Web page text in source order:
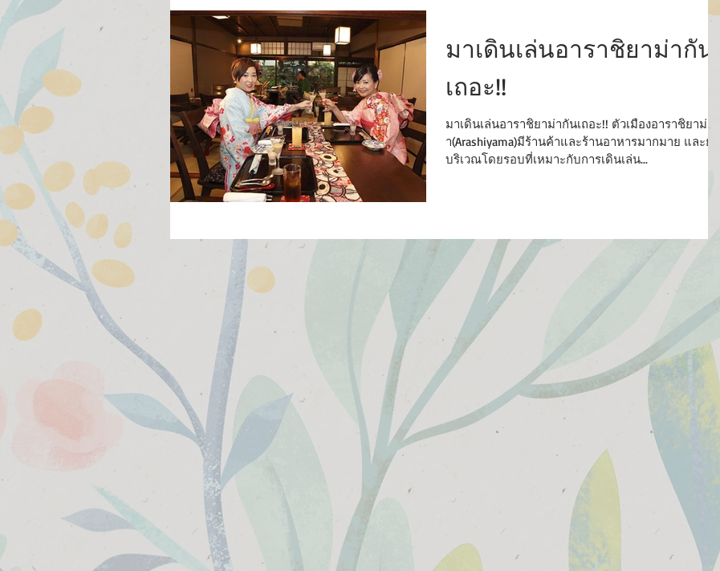
มาเดินเล่นอาราชิยาม่ากัน
เถอะ!!
มาเดินเล่นอาราชิยาม่ากันเถอะ!! ตัวเมืองอาราชิยาม่
า(Arashiyama)มีร้านค้าและร้านอาหารมากมาย และยังมี
บริเวณโดยรอบที่เหมาะกับการเดินเล่น...